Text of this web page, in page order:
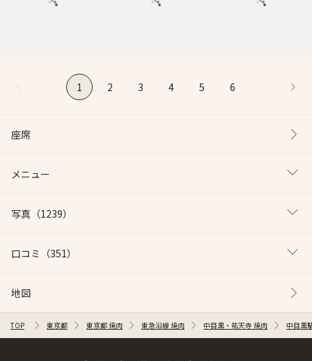
1 2 3 4 5 6
座席
メニュー
写真 （1239）
口コミ （351）
地図
TOP 東京都 東京都 焼肉 東急沿線 焼肉 中目黒・祐天寺 焼肉 中目黒